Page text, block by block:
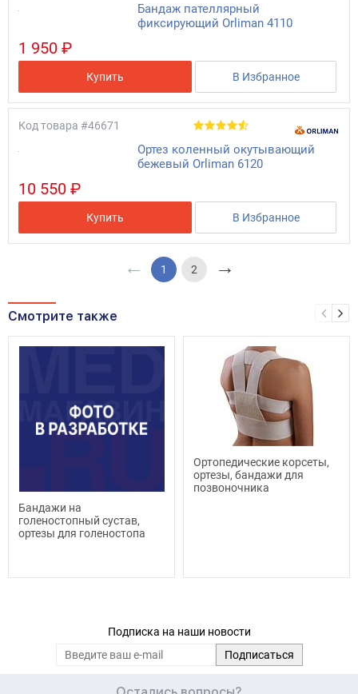
Бандаж пателлярный
фиксирующий Orliman 4110
1 950 ₽
Купить В Избранное
Код товара #46671
Ортез коленный окутывающий
бежевый Orliman 6120
10 550 ₽
Купить В Избранное
← 1 2 →
Смотрите также
Бандажи на
голеностопный сустав,
ортезы для голеностопа
Ортопедические корсеты,
ортезы, бандажи для
позвоночника
Подписка на наши новости